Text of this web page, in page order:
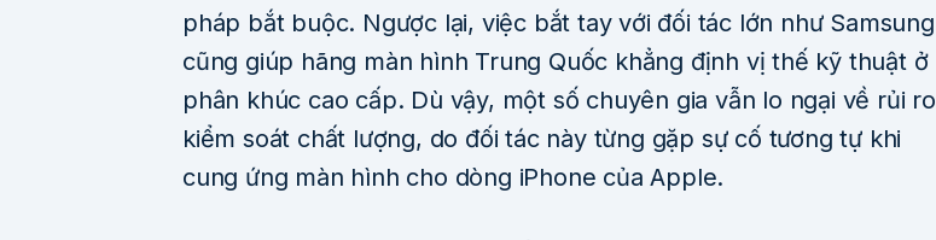
pháp bắt buộc. Ngược lại, việc bắt tay với đối tác lớn như Samsung
cũng giúp hãng màn hình Trung Quốc khẳng định vị thế kỹ thuật ở
phân khúc cao cấp. Dù vậy, một số chuyên gia vẫn lo ngại về rủi ro
kiểm soát chất lượng, do đối tác này từng gặp sự cố tương tự khi
cung ứng màn hình cho dòng iPhone của Apple.